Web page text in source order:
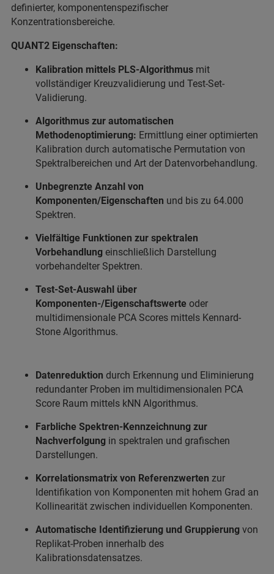
definierter, komponentenspezifischer
Konzentrationsbereiche.
QUANT2 Eigenschaften:
Kalibration mittels PLS-Algorithmus mit
vollständiger Kreuzvalidierung und Test-Set-
Validierung.
Algorithmus zur automatischen
Methodenoptimierung: Ermittlung einer optimierten
Kalibration durch automatische Permutation von
Spektralbereichen und Art der Datenvorbehandlung.
Unbegrenzte Anzahl von
Komponenten/Eigenschaften und bis zu 64.000
Spektren.
Vielfältige Funktionen zur spektralen
Vorbehandlung einschließlich Darstellung
vorbehandelter Spektren.
Test-Set-Auswahl über
Komponenten-/Eigenschaftswerte oder
multidimensionale PCA Scores mittels Kennard-
Stone Algorithmus.
Datenreduktion durch Erkennung und Eliminierung
redundanter Proben im multidimensionalen PCA
Score Raum mittels kNN Algorithmus.
Farbliche Spektren-Kennzeichnung zur
Nachverfolgung in spektralen und grafischen
Darstellungen.
Korrelationsmatrix von Referenzwerten zur
Identifikation von Komponenten mit hohem Grad an
Kollinearität zwischen individuellen Komponenten.
Automatische Identifizierung und Gruppierung von
Replikat-Proben innerhalb des
Kalibrationsdatensatzes.